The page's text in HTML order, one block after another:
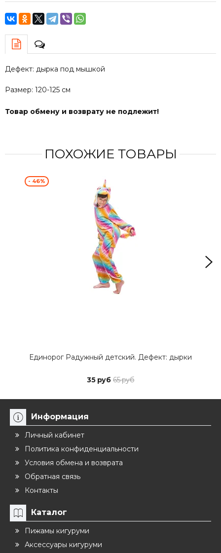
Дефект: дырка под мышкой
Размер: 120-125 см
Товар обмену и возврату не подлежит!
ПОХОЖИЕ ТОВАРЫ
- 46%
Единорог Радужный детский. Дефект: дырки
35 руб 65 руб
Информация
Личный кабинет
Политика конфиденциальности
Условия обмена и возврата
Обратная связь
Контакты
Каталог
Пижамы кигуруми
Аксессуары кигуруми